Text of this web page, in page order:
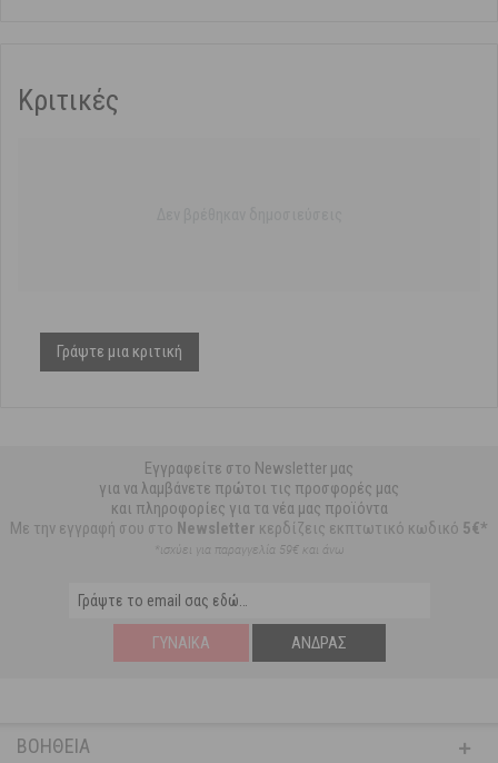
Κριτικές
Γράψτε μια κριτική
Εγγραφείτε στο Newsletter μας
για να λαμβάνετε πρώτοι τις προσφορές μας
και πληροφορίες για τα νέα μας προϊόντα
Με την εγγραφή σου στο Newsletter κερδίζεις εκπτωτικό κωδικό 5€*
*ισχύει για παραγγελία 59€ και άνω
ΓΥΝΑΊΚΑ ΆΝΔΡΑΣ
ΒΟΉΘΕΙΑ